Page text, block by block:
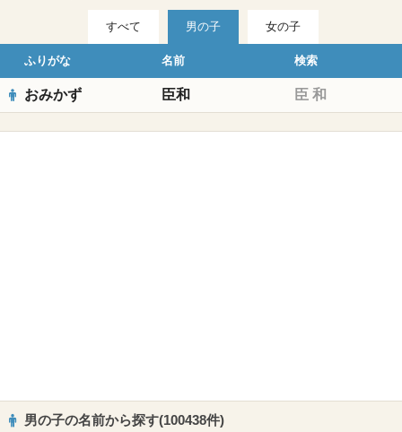
すべて 男の子 女の子
ふりがな 名前 検索
おみかず 臣和 臣 和
男の子の名前から探す(100438件)